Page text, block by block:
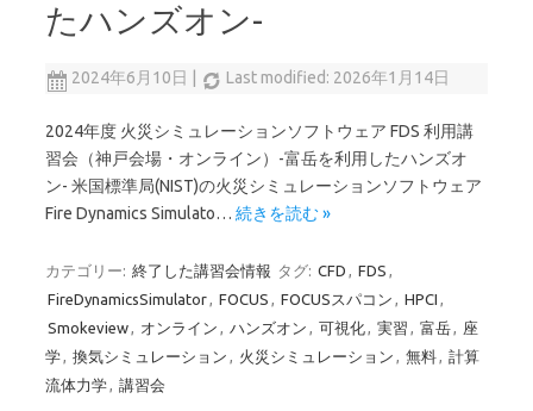
たハンズオン-
2024年6月10日 Last modified: 2026年1月14日
2024年度 火災シミュレーションソフトウェア FDS 利用講
習会（神戸会場・オンライン）-富岳を利用したハンズオ
ン- 米国標準局(NIST)の火災シミュレーションソフトウェア
Fire Dynamics Simulato… 続きを読む »
カテゴリー: 終了した講習会情報 タグ: CFD , FDS ,
FireDynamicsSimulator, FOCUS , FOCUSスパコン , HPCI ,
Smokeview, オンライン , ハンズオン , 可視化, 実習 , 富岳, 座
学, 換気シミュレーション , 火災シミュレーション , 無料, 計算
流体力学, 講習会